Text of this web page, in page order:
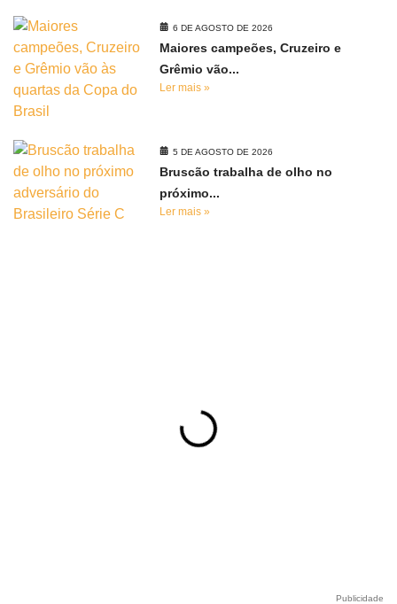
6 DE AGOSTO DE 2026
Maiores campeões, Cruzeiro e
Grêmio vão...
Ler mais »
5 DE AGOSTO DE 2026
Bruscão trabalha de olho no
próximo...
Ler mais »
Publicidade